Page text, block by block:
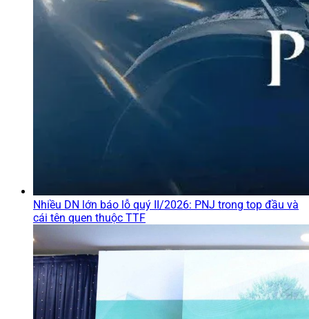
Nhiều DN lớn báo lỗ quý II/2026: PNJ trong top đầu và
cái tên quen thuộc TTF